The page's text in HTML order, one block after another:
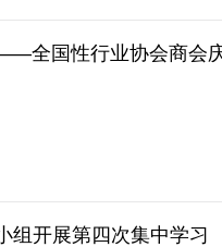
全国性行业协会商会
组开展第四次集中学习